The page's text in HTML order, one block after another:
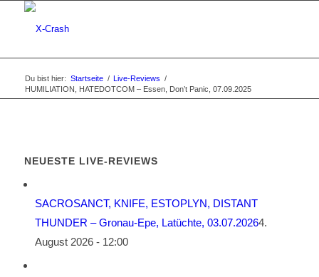
Du bist hier: Startseite / Live-Reviews /
HUMILIATION, HATEDOTCOM – Essen, Don’t Panic, 07.09.2025
NEUESTE LIVE-REVIEWS
SACROSANCT, KNIFE, ESTOPLYN, DISTANT
THUNDER – Gronau-Epe, Latüchte, 03.07.20264.
August 2026 - 12:00